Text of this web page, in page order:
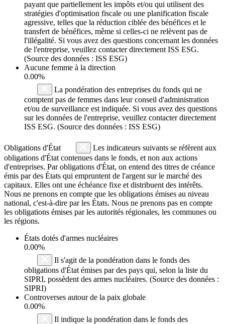
payant que partiellement les impôts et/ou qui utilisent des
stratégies d'optimisation fiscale ou une planification fiscale
agressive, telles que la réduction ciblée des bénéfices et le
transfert de bénéfices, même si celles-ci ne relèvent pas de
l'illégalité. Si vous avez des questions concernant les données
de l'entreprise, veuillez contacter directement ISS ESG.
(Source des données : ISS ESG)
Aucune femme à la direction
0.00%
La pondération des entreprises du fonds qui ne
comptent pas de femmes dans leur conseil d'administration
et/ou de surveillance est indiquée. Si vous avez des questions
sur les données de l'entreprise, veuillez contacter directement
ISS ESG. (Source des données : ISS ESG)
Obligations d'État
Les indicateurs suivants se réfèrent aux
obligations d'État contenues dans le fonds, et non aux actions
d'entreprises. Par obligations d'État, on entend des titres de créance
émis par des États qui empruntent de l'argent sur le marché des
capitaux. Elles ont une échéance fixe et distribuent des intérêts.
Nous ne prenons en compte que les obligations émises au niveau
national, c'est-à-dire par les États. Nous ne prenons pas en compte
les obligations émises par les autorités régionales, les communes ou
les régions.
États dotés d'armes nucléaires
0.00%
Il s'agit de la pondération dans le fonds des
obligations d'État émises par des pays qui, selon la liste du
SIPRI, possèdent des armes nucléaires. (Source des données :
SIPRI)
Controverses autour de la paix globale
0.00%
Il indique la pondération dans le fonds des